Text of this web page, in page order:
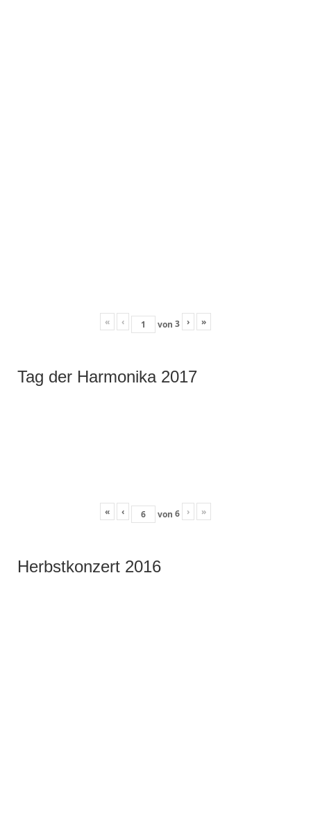
« ‹ von 3 › »
Tag der Harmonika 2017
« ‹ von 6 › »
Herbstkonzert 2016